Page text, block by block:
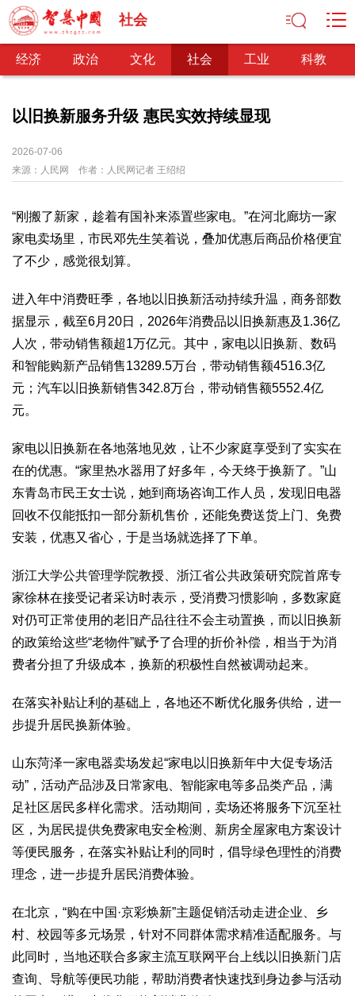
社会
经济 政治 文化 社会 工业 科教
经济
经济观察 产业纵横 区域经济
政治
深化改革 依法治国
文化
文化观察
智海钩沉
社会
社会治理
工业
装备制造 智能制造 制造2025 大国工匠
智慧农业 智慧乡村 基层之声
国防
国防建设 军民融合 兵器装备 军营风采
国际
中国与世界 国际视点 国际合作 他山之石
生态
视频
访谈 动态
京 津 晋 蒙 辽 吉 黑
陕
甘 青 宁 新 港 澳 台
智库
智库建设 智库专家 智库战略 智库之声
以旧换新服务升级 惠民实效持续显现
2026-07-06
来源： 人民网 作者： 人民网记者 王绍绍
“刚搬了新家，趁着有国补来添置些家电。”在河北廊坊一家
家电卖场里，市民邓先生笑着说，叠加优惠后商品价格便宜
了不少，感觉很划算。
进入年中消费旺季，各地以旧换新活动持续升温，商务部数
据显示，截至6月20日，2026年消费品以旧换新惠及1.36亿
人次，带动销售额超1万亿元。其中，家电以旧换新、数码
和智能购新产品销售13289.5万台，带动销售额4516.3亿
元；汽车以旧换新销售342.8万台，带动销售额5552.4亿
元。
家电以旧换新在各地落地见效，让不少家庭享受到了实实在
在的优惠。“家里热水器用了好多年，今天终于换新了。”山
东青岛市民王女士说，她到商场咨询工作人员，发现旧电器
回收不仅能抵扣一部分新机售价，还能免费送货上门、免费
安装，优惠又省心，于是当场就选择了下单。
浙江大学公共管理学院教授、浙江省公共政策研究院首席专
家徐林在接受记者采访时表示，受消费习惯影响，多数家庭
对仍可正常使用的老旧产品往往不会主动置换，而以旧换新
的政策给这些“老物件”赋予了合理的折价补偿，相当于为消
费者分担了升级成本，换新的积极性自然被调动起来。
在落实补贴让利的基础上，各地还不断优化服务供给，进一
步提升居民换新体验。
山东菏泽一家电器卖场发起“家电以旧换新年中大促专场活
动”，活动产品涉及日常家电、智能家电等多品类产品，满
足社区居民多样化需求。活动期间，卖场还将服务下沉至社
区，为居民提供免费家电安全检测、新房全屋家电方案设计
等便民服务，在落实补贴让利的同时，倡导绿色理性的消费
理念，进一步提升居民消费体验。
在北京，“购在中国·京彩焕新”主题促销活动走进企业、乡
村、校园等多元场景，针对不同群体需求精准适配服务。与
此同时，当地还联合多家主流互联网平台上线以旧换新门店
查询、导航等便民功能，帮助消费者快速找到身边参与活动